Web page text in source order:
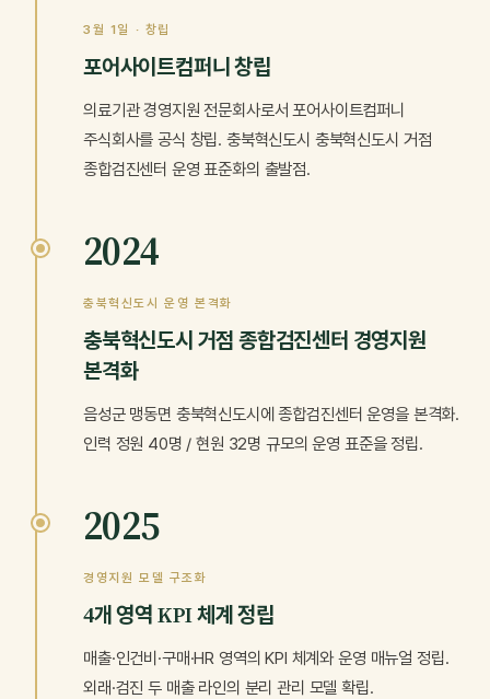
3월 1일 · 창립
포어사이트컴퍼니 창립
의료기관 경영지원 전문회사로서 포어사이트컴퍼니
주식회사를 공식 창립. 충북혁신도시 충북혁신도시 거점
종합검진센터 운영 표준화의 출발점.
2024
충북혁신도시 운영 본격화
충북혁신도시 거점 종합검진센터 경영지원
본격화
음성군 맹동면 충북혁신도시에 종합검진센터 운영을 본격화.
인력 정원 40명 / 현원 32명 규모의 운영 표준을 정립.
2025
경영지원 모델 구조화
4개 영역 KPI 체계 정립
매출·인건비·구매·HR 영역의 KPI 체계와 운영 매뉴얼 정립.
외래·검진 두 매출 라인의 분리 관리 모델 확립.